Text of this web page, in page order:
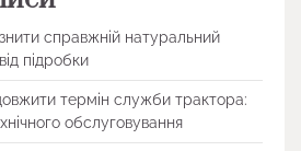
справжній натуральний
підробки
термін служби трактора:
обслуговування